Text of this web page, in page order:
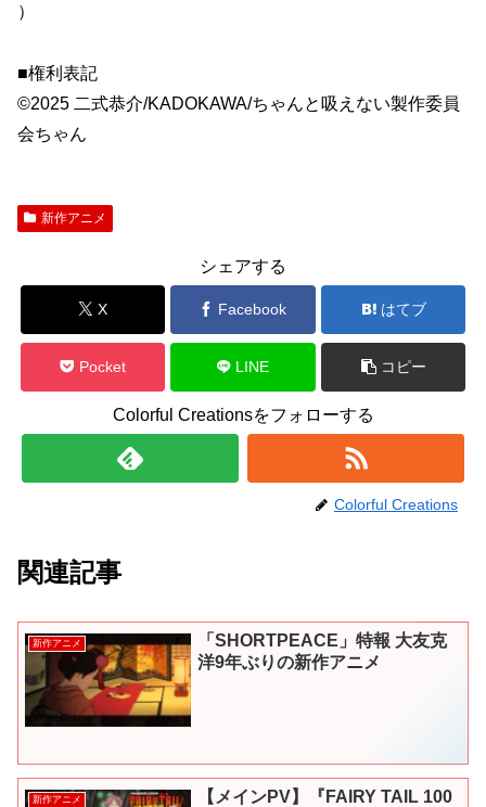
）
■権利表記
©2025 二式恭介/KADOKAWA/ちゃんと吸えない製作委員
会ちゃん
新作アニメ
シェアする
X Facebook はてブ
Pocket LINE コピー
Colorful Creationsをフォローする
Colorful Creations
関連記事
新作アニメ
「SHORTPEACE」特報 大友克
洋9年ぶりの新作アニメ
新作アニメ
【メインPV】『FAIRY TAIL 100